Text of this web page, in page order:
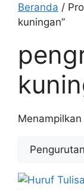
Beranda /
kuningan”